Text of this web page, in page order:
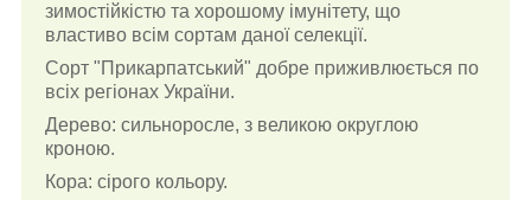
зимостійкістю та хорошому імунітету, що
властиво всім сортам даної селекції.
Сорт "Прикарпатський" добре приживлюється по
всіх регіонах України.
Дерево: сильноросле, з великою округлою
кроною.
Кора: сірого кольору.